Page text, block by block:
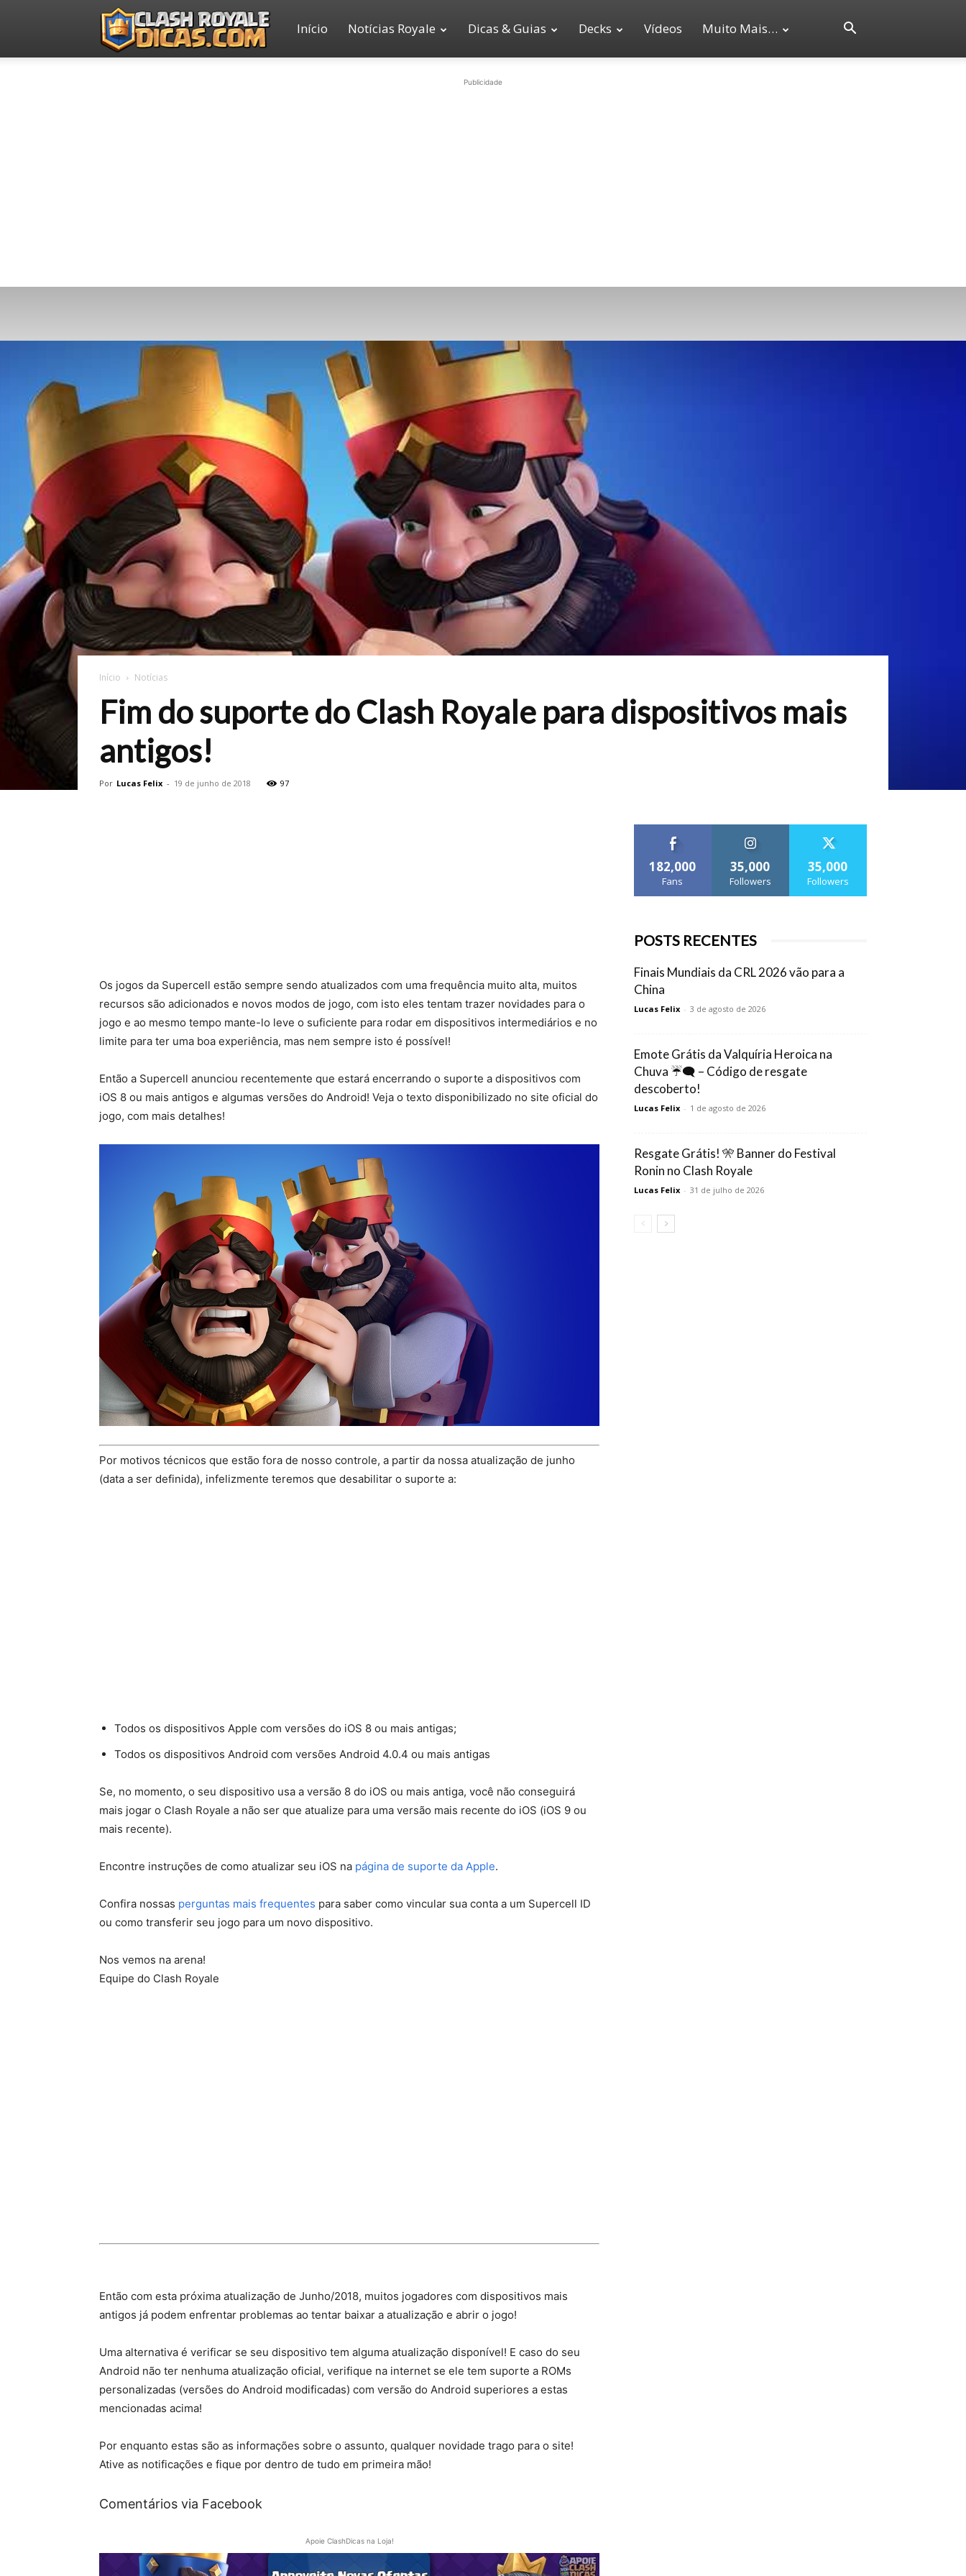
Clash
Início Notícias Royale Dicas & Guias Decks Vídeos Muito Mais…
Publicidade
Início Notícias
Fim do suporte do Clash Royale para dispositivos mais
antigos!
Por Lucas Felix - 19 de junho de 2018 97
Os jogos da Supercell estão sempre sendo atualizados com uma frequência muito alta, muitos
recursos são adicionados e novos modos de jogo, com isto eles tentam trazer novidades para o
jogo e ao mesmo tempo mante-lo leve o suficiente para rodar em dispositivos intermediários e no
limite para ter uma boa experiência, mas nem sempre isto é possível!
Então a Supercell anunciou recentemente que estará encerrando o suporte a dispositivos com
iOS 8 ou mais antigos e algumas versões do Android! Veja o texto disponibilizado no site oficial do
jogo, com mais detalhes!
Por motivos técnicos que estão fora de nosso controle, a partir da nossa atualização de junho
(data a ser definida), infelizmente teremos que desabilitar o suporte a:
Todos os dispositivos Apple com versões do iOS 8 ou mais antigas;
Todos os dispositivos Android com versões Android 4.0.4 ou mais antigas
Se, no momento, o seu dispositivo usa a versão 8 do iOS ou mais antiga, você não conseguirá
mais jogar o Clash Royale a não ser que atualize para uma versão mais recente do iOS (iOS 9 ou
mais recente).
Encontre instruções de como atualizar seu iOS na página de suporte da Apple.
Confira nossas perguntas mais frequentes para saber como vincular sua conta a um Supercell ID
ou como transferir seu jogo para um novo dispositivo.
Nos vemos na arena!
Equipe do Clash Royale
Então com esta próxima atualização de Junho/2018, muitos jogadores com dispositivos mais
antigos já podem enfrentar problemas ao tentar baixar a atualização e abrir o jogo!
Uma alternativa é verificar se seu dispositivo tem alguma atualização disponível! E caso do seu
Android não ter nenhuma atualização oficial, verifique na internet se ele tem suporte a ROMs
personalizadas (versões do Android modificadas) com versão do Android superiores a estas
mencionadas acima!
Por enquanto estas são as informações sobre o assunto, qualquer novidade trago para o site!
Ative as notificações e fique por dentro de tudo em primeira mão!
Comentários via Facebook
Apoie ClashDicas na Loja!
182,000
Fans
35,000
Followers
35,000
Followers
POSTS RECENTES
Finais Mundiais da CRL 2026 vão para a
China
Lucas Felix - 3 de agosto de 2026
Emote Grátis da Valquíria Heroica na
Chuva ☔🗨️ – Código de resgate
descoberto!
Lucas Felix - 1 de agosto de 2026
Resgate Grátis! 🎌 Banner do Festival
Ronin no Clash Royale
Lucas Felix - 31 de julho de 2026